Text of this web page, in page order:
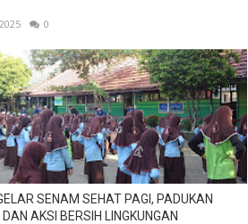
0
SENAM SEHAT PAGI, PADUKAN
AKSI BERSIH LINGKUNGAN